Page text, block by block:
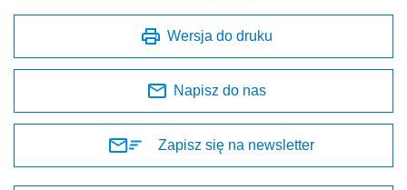
Wersja do druku
Napisz do nas
Zapisz się na newsletter